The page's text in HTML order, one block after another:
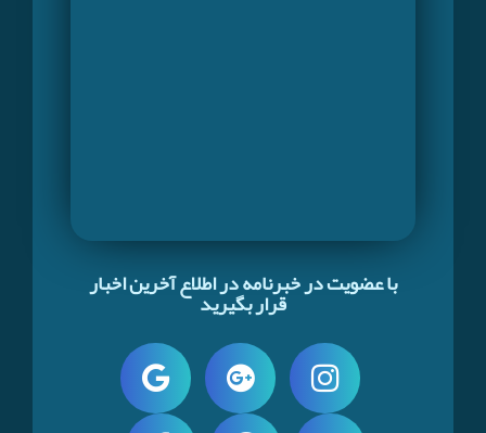
با عضویت در خبرنامه در اطلاع آخرین اخبار
قرار بگیرید